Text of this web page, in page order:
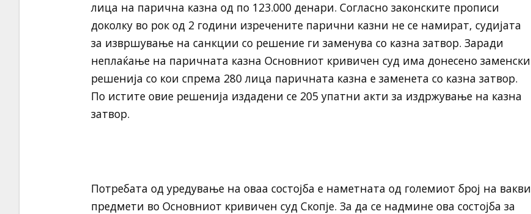
лица на парична казна од по 123.000 денари. Согласно законските прописи
доколку во рок од 2 години изречените парични казни не се намират, судијата
за извршување на санкции со решение ги заменува со казна затвор. Заради
неплаќање на паричната казна Основниот кривичен суд има донесено заменски
решенија со кои спрема 280 лица паричната казна е заменета со казна затвор.
По истите овие решенија издадени се 205 упатни акти за издржување на казна
затвор.
Потребата од уредување на оваа состојба е наметната од големиот број на вакви
предмети во Основниот кривичен суд Скопје. За да се надмине ова состојба за